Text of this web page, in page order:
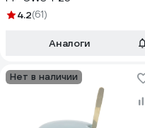
4.2(61)
Аналоги
Нет в наличии